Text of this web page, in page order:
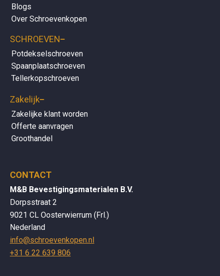
Blogs
Over Schroevenkopen
SCHROEVEN
Potdekselschroeven
Spaanplaatschroeven
Tellerkopschroeven
Zakelijk
Zakelijke klant worden
Offerte aanvragen
Groothandel
CONTACT
M&B Bevestigingsmaterialen B.V.
Dorpsstraat 2
9021 CL Oosterwierrum (Frl.)
Nederland
info@schroevenkopen.nl
+31 6 22 639 806